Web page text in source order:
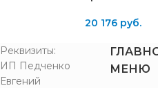
20 176 руб.
Реквизиты:
ИП Педченко
Евгений
МЕНЮ